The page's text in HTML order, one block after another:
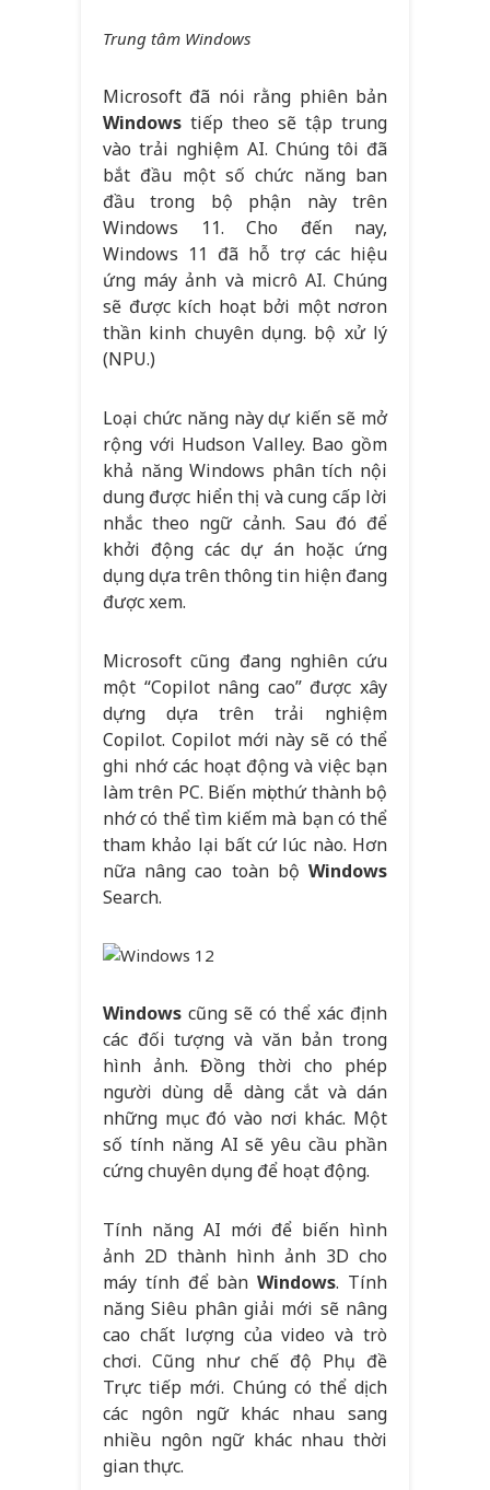
Trung tâm Windows
Microsoft đã nói rằng phiên bản
Windows tiếp theo sẽ tập trung
vào trải nghiệm AI. Chúng tôi đã
bắt đầu một số chức năng ban
đầu trong bộ phận này trên
Windows 11. Cho đến nay,
Windows 11 đã hỗ trợ các hiệu
ứng máy ảnh và micrô AI. Chúng
sẽ được kích hoạt bởi một nơron
thần kinh chuyên dụng. bộ xử lý
(NPU.)
Loại chức năng này dự kiến ​​sẽ mở
rộng với Hudson Valley. Bao gồm
khả năng Windows phân tích nội
dung được hiển thị và cung cấp lời
nhắc theo ngữ cảnh. Sau đó để
khởi động các dự án hoặc ứng
dụng dựa trên thông tin hiện đang
được xem.
Microsoft cũng đang nghiên cứu
một “Copilot nâng cao” được xây
dựng dựa trên trải nghiệm
Copilot. Copilot mới này sẽ có thể
ghi nhớ các hoạt động và việc bạn
làm trên PC. Biến mọi thứ thành bộ
nhớ có thể tìm kiếm mà bạn có thể
tham khảo lại bất cứ lúc nào. Hơn
nữa nâng cao toàn bộ Windows
Search.
Windows cũng sẽ có thể xác định
các đối tượng và văn bản trong
hình ảnh. Đồng thời cho phép
người dùng dễ dàng cắt và dán
những mục đó vào nơi khác. Một
số tính năng AI sẽ yêu cầu phần
cứng chuyên dụng để hoạt động.
Tính năng AI mới để biến hình
ảnh 2D thành hình ảnh 3D cho
máy tính để bànWindows. Tính
năng Siêu phân giải mới sẽ nâng
cao chất lượng của video và trò
chơi. Cũng như chế độ Phụ đề
Trực tiếp mới. Chúng có thể dịch
các ngôn ngữ khác nhau sang
nhiều ngôn ngữ khác nhau thời
gian thực.